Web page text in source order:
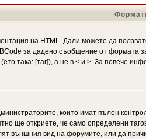
на HTML. Дали можете да
за дадено съобщение от формата
така: [таг]), а не в < и >. За повече
които имат пълен
ще откриете, че само определени
външния вид на форумите, или да